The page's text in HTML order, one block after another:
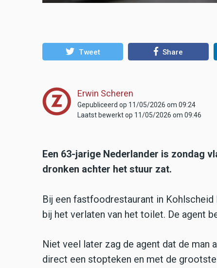
Tweet Share
Erwin Scheren
Gepubliceerd op 11/05/2026 om 09:24
Laatst bewerkt op 11/05/2026 om 09:46
Een 63-jarige Nederlander is zondag
dronken achter het stuur zat.
Bij een fastfoodrestaurant in
bij het verlaten van het toilet. De agent
Niet veel later zag de agent dat de man
direct een stopteken en met de